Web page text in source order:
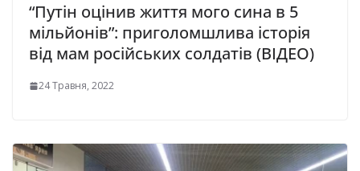
“Путін оцінив життя мого сина в 5
мільйонів”: приголомшлива історія
від мам російських солдатів (ВІДЕО)
24 Травня, 2022